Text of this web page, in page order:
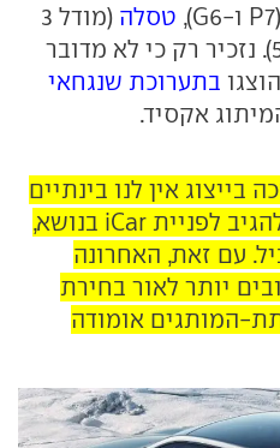
(P7 ו-G6), טסלה
(מודל 3
(איוניק 6 ו-5). נזכיר רק כי לא מדובר
בתערוכת שנגחאי
אקסיד.
אין לנו בינתיים
תשובה. בפריסבי סירבו להגיב לפניית iCar בנושא,
עם זאת, האחרונה
יותר לאור בחירת
המותגים אומודה